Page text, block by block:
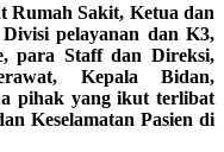
Sakit, Ketua dan
pelayanan dan K3,
para Staff dan Direksi,
Kepala Bidan,
pihak yang ikut terlibat
Keselamatan Pasien di